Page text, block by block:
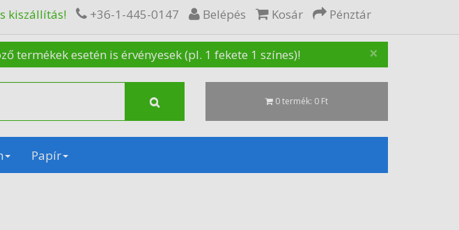
kiszállítás! +36-1-445-0147 Belépés Kosár Pénztár
×
termékek esetén is érvényesek (pl. 1 fekete 1 színes)!
0 termék: 0 Ft
Papír